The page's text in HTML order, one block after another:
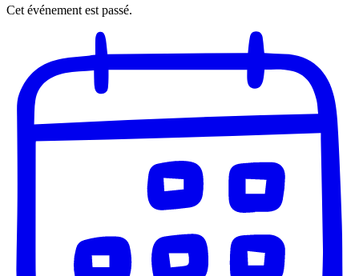
Cet événement est passé.